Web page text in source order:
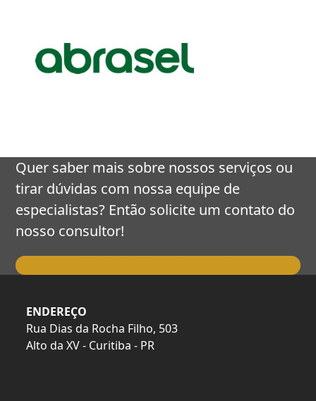
right
carousel
navigation
buttons
Quer saber mais sobre nossos serviços ou
tirar dúvidas com nossa equipe de
especialistas? Então solicite um contato do
nosso consultor!
ENDEREÇO
Rua Dias da Rocha Filho, 503
Alto da XV - Curitiba - PR